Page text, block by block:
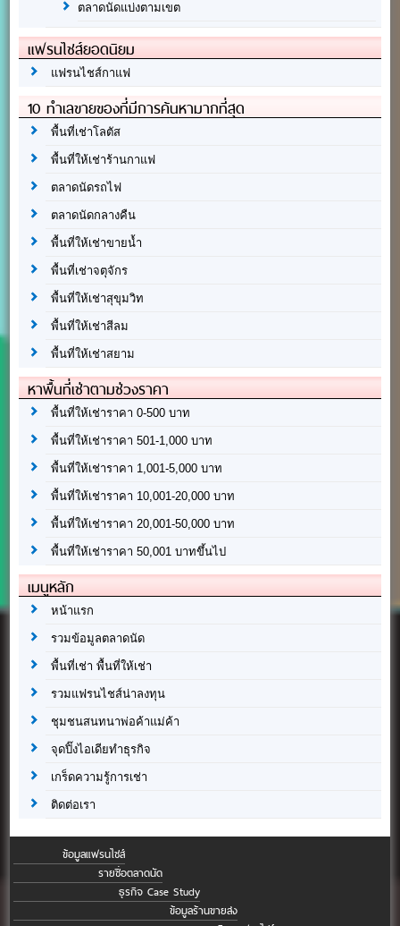
ตลาดนัดแบ่งตามเขต
แฟรนไชส์ยอดนิยม
แฟรนไชส์กาแฟ
10 ทำเลขายของที่มีการค้นหามากที่สุด
พื้นที่เช่าโลตัส
พื้นที่ให้เช่าร้านกาแฟ
ตลาดนัดรถไฟ
ตลาดนัดกลางคืน
พื้นที่ให้เช่าขายน้ำ
พื้นที่เช่าจตุจักร
พื้นที่ให้เช่าสุขุมวิท
พื้นที่ให้เช่าสีลม
พื้นที่ให้เช่าสยาม
หาพื้นที่เช่าตามช่วงราคา
พื้นที่ให้เช่าราคา 0-500 บาท
พื้นที่ให้เช่าราคา 501-1,000 บาท
พื้นที่ให้เช่าราคา 1,001-5,000 บาท
พื้นที่ให้เช่าราคา 10,001-20,000 บาท
พื้นที่ให้เช่าราคา 20,001-50,000 บาท
พื้นที่ให้เช่าราคา 50,001 บาทขึ้นไป
เมนูหลัก
หน้าแรก
รวมข้อมูลตลาดนัด
พื้นที่เช่า พื้นที่ให้เช่า
รวมแฟรนไชส์น่าลงทุน
ชุมชนสนทนาพ่อค้าแม่ค้า
จุดปิ๊งไอเดียทำธุรกิจ
เกร็ดความรู้การเช่า
ติดต่อเรา
ข้อมูลแฟรนไชส์
รายชื่อตลาดนัด
ธุรกิจ Case Study
ข้อมูลร้านขายส่ง